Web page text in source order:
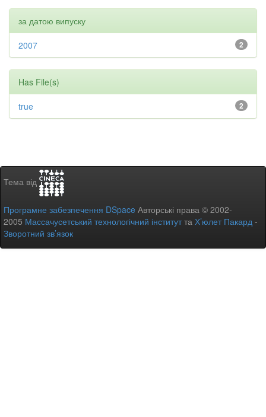
за датою випуску
2
2007
Has File(s)
2
true
Тема від
Програмне забезпечення DSpace Авторські права © 2002-
2005 Массачусетський технологічний інститутта Х’юлет Пакард -
Зворотний зв’язок